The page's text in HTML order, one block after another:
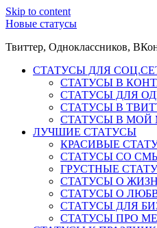
Skip to content
Новые статусы
Твиттер, Одноклассников,
СТАТУСЫ ДЛЯ
СТАТУСЫ В
СТАТУСЫ ДЛЯ
СТАТУСЫ В
СТАТУСЫ В МОЙ
ЛУЧШИЕ СТАТУСЫ
КРАСИВЫЕ
СТАТУСЫ СО
ГРУСТНЫЕ
СТАТУСЫ О
СТАТУСЫ О
СТАТУСЫ ДЛЯ
СТАТУСЫ ПРО